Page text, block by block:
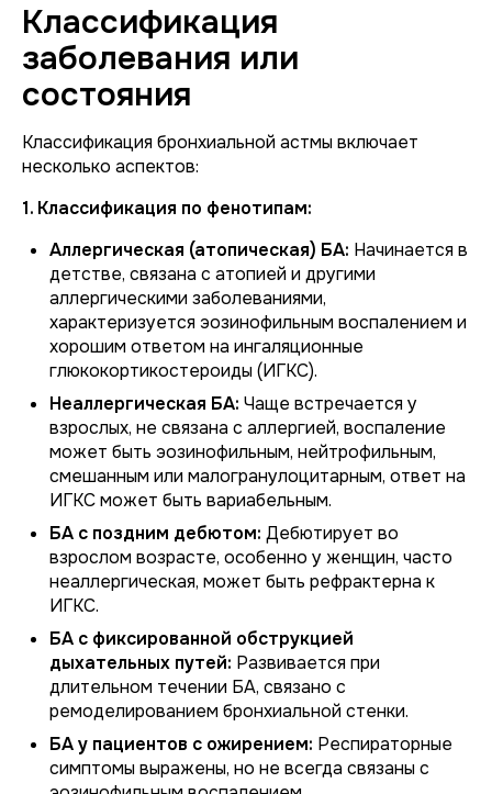
Классификация
заболевания или
состояния
Классификация бронхиальной астмы включает
несколько аспектов:
1. Классификация по фенотипам:
Аллергическая (атопическая) БА: Начинается в
детстве, связана с атопией и другими
аллергическими заболеваниями,
характеризуется эозинофильным воспалением и
хорошим ответом на ингаляционные
глюкокортикостероиды (ИГКС).
Неаллергическая БА: Чаще встречается у
взрослых, не связана с аллергией, воспаление
может быть эозинофильным, нейтрофильным,
смешанным или малогранулоцитарным, ответ на
ИГКС может быть вариабельным.
БА с поздним дебютом: Дебютирует во
взрослом возрасте, особенно у женщин, часто
неаллергическая, может быть рефрактерна к
ИГКС.
БА с фиксированной обструкцией
дыхательных путей: Развивается при
длительном течении БА, связано с
ремоделированием бронхиальной стенки.
БА у пациентов с ожирением: Респираторные
симптомы выражены, но не всегда связаны с